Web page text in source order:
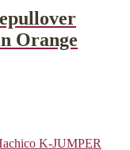
Orange